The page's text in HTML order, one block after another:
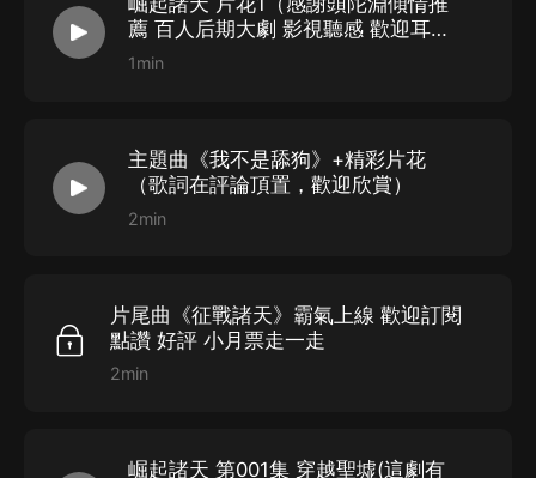
江焱穿越到聖墟大世界，成為女神林諾依的未婚夫！
自此小陰間地球畫風一切轉變了……
混沌殘破宇宙強者：“不好，幾尊祖師都被那魔頭給錘死
了，趕緊跑路！”
陽間禁區老祖：“魔頭，你敢搶奪我禁區地盤，老夫跟你
武瘋子一脈：“不好，那大魔又來洗劫咱們了，趕緊焚香
禱告，召喚祖師真身降臨，橫擊此魔！”
江焱：“一念成神，一念成佛，神佛非我願，那便化為
監制：李俊熙
制作人：週夢欣/李俊熙
薦 百人后期大劇 影視聽感 歡迎耳機
收聽）
1min
主題曲《我不是舔狗》+精彩片花
（歌詞在評論頂置，歡迎欣賞）
2min
片尾曲《征戰諸天》霸氣上線 歡迎訂閱
點讚 好評 小月票走一走
2min
崛起諸天 第001集 穿越聖墟(這劇有